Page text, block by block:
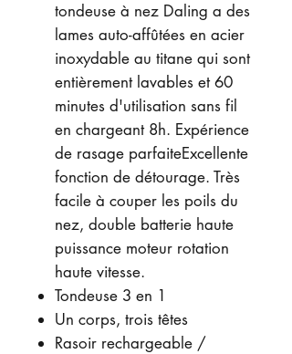
tondeuse à nez Daling a des
lames auto-affûtées en acier
inoxydable au titane qui sont
entièrement lavables et 60
minutes d'utilisation sans fil
en chargeant 8h. Expérience
de rasage parfaiteExcellente
fonction de détourage. Très
facile à couper les poils du
nez, double batterie haute
puissance moteur rotation
haute vitesse.
Tondeuse 3 en 1
Un corps, trois têtes
Rasoir rechargeable /